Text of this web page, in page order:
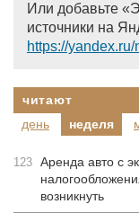
Или добавьте
источники на
https://
читают
день
неделя
123 Аренда авто с
возникнуть